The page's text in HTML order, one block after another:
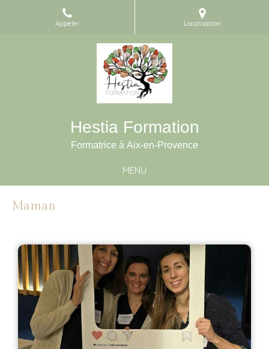
Appeler Localisation
Hestia Formation
Formatrice à Aix-en-Provence
MENU
Maman